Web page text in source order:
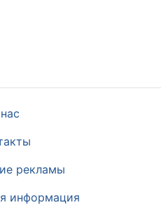
рекламы
информация